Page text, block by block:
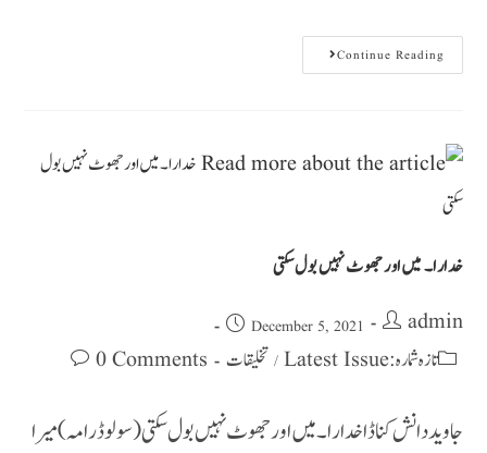
Continue Reading
خدارا۔ میں اور جھوٹ نہیں بول سکتی
admin
December 5, 2021
تازہ شمارہ : Latest Issue / تخلیقات 0 Comments
جاوید دانش کناڈا خدارا۔ میں اور جھوٹ نہیں بول سکتی (سولو ڈرامہ) میرا